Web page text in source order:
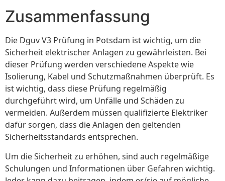
Zusammenfassung
Die Dguv V3 Prüfung in Potsdam ist wichtig, um die
Sicherheit elektrischer Anlagen zu gewährleisten. Bei
dieser Prüfung werden verschiedene Aspekte wie
Isolierung, Kabel und Schutzmaßnahmen überprüft. Es
ist wichtig, dass diese Prüfung regelmäßig
durchgeführt wird, um Unfälle und Schäden zu
vermeiden. Außerdem müssen qualifizierte Elektriker
dafür sorgen, dass die Anlagen den geltenden
Sicherheitsstandards entsprechen.
Um die Sicherheit zu erhöhen, sind auch regelmäßige
Schulungen und Informationen über Gefahren wichtig.